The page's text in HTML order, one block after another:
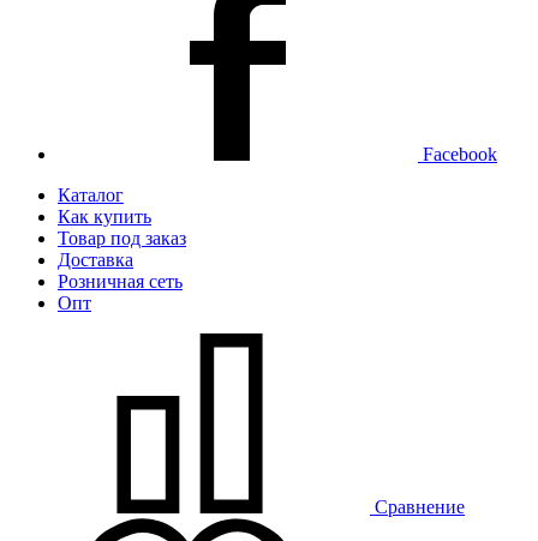
Facebook
Каталог
Как купить
Товар под заказ
Доставка
Розничная сеть
Опт
Сравнение